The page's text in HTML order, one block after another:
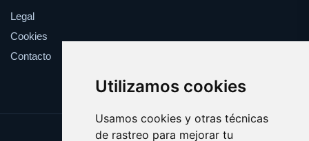
Utilizamos cookies
Usamos cookies y otras técnicas
de rastreo para mejorar tu
Legal
Cookies
Contacto
Update cookies preferences